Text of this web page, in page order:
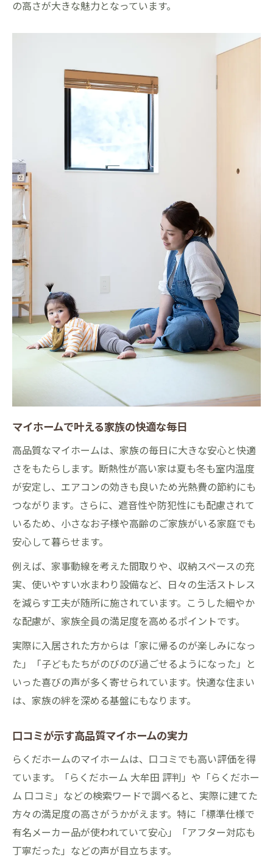
の高さが大きな魅力となっています。
マイホームで叶える家族の快適な毎日
高品質なマイホームは、家族の毎日に大きな安心と快適
さをもたらします。断熱性が高い家は夏も冬も室内温度
が安定し、エアコンの効きも良いため光熱費の節約にも
つながります。さらに、遮音性や防犯性にも配慮されて
いるため、小さなお子様や高齢のご家族がいる家庭でも
安心して暮らせます。
例えば、家事動線を考えた間取りや、収納スペースの充
実、使いやすい水まわり設備など、日々の生活ストレス
を減らす工夫が随所に施されています。こうした細やか
な配慮が、家族全員の満足度を高めるポイントです。
実際に入居された方からは「家に帰るのが楽しみになっ
た」「子どもたちがのびのび過ごせるようになった」と
いった喜びの声が多く寄せられています。快適な住まい
は、家族の絆を深める基盤にもなります。
口コミが示す高品質マイホームの実力
らくだホームのマイホームは、口コミでも高い評価を得
ています。「らくだホーム 大牟田 評判」や「らくだホー
ム 口コミ」などの検索ワードで調べると、実際に建てた
方々の満足度の高さがうかがえます。特に「標準仕様で
有名メーカー品が使われていて安心」「アフター対応も
丁寧だった」などの声が目立ちます。